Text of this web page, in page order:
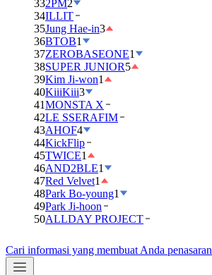
332PM2
34ILLIT
35Jung Hae-in3
36BTOB1
37ZEROBASEONE1
38SUPER JUNIOR5
39Kim Ji-won1
40KiiiKiii3
41MONSTA X
42LE SSERAFIM
43AHOF4
44KickFlip
45TWICE1
46AND2BLE1
47Red Velvet1
48Park Bo-young1
49Park Ji-hoon
50ALLDAY PROJECT
Cari informasi yang membuat Anda penasaran